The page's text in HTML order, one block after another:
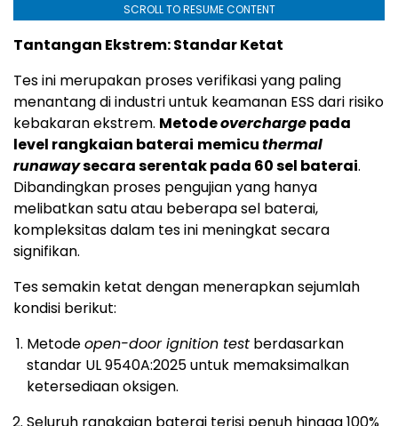
SCROLL TO RESUME CONTENT
Tantangan Ekstrem: Standar Ketat
Tes ini merupakan proses verifikasi yang paling
menantang di industri untuk keamanan ESS dari risiko
kebakaran ekstrem. Metodeoverchargepada
level rangkaian baterai memicuthermal
runawaysecara serentak pada 60 sel baterai.
Dibandingkan proses pengujian yang hanya
melibatkan satu atau beberapa sel baterai,
kompleksitas dalam tes ini meningkat secara
signifikan.
Tes semakin ketat dengan menerapkan sejumlah
kondisi berikut:
Metodeopen-door ignition test berdasarkan
standar UL 9540A:2025 untuk memaksimalkan
ketersediaan oksigen.
Seluruh rangkaian baterai terisi penuh hingga 100%